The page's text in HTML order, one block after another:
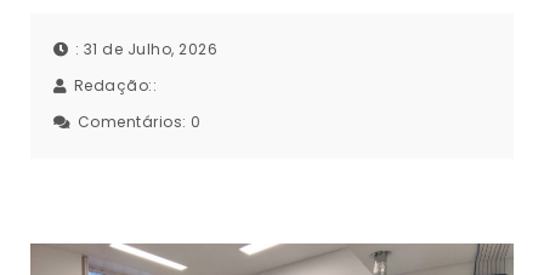
: 31 de Julho, 2026
Redação::
Comentários: 0